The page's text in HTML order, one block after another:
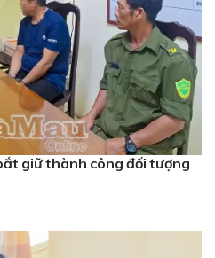
giữ thành công đối tượng